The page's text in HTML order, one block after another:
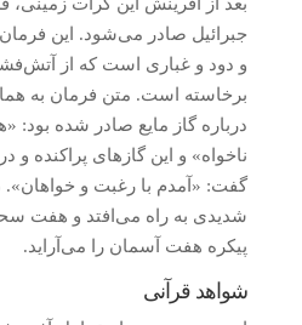
جبرائیل صادر می‌شود. این
و دود و غباری است که از
برخاسته است. متن فرمان به
درباره گاز مایع صادر شده بود:
ناخواه» و این گازهای پراکنده و
گفت: «آمدم با رغبت و خواهان».
شدیدی به راه می‌افتد و هفت
پیکره هفت آسمان را می‌آراید.
شواهد قرآنی